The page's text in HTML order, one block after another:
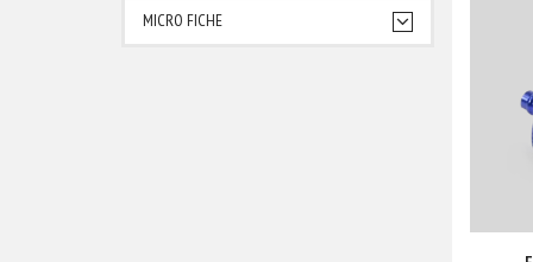
MICRO FICHE